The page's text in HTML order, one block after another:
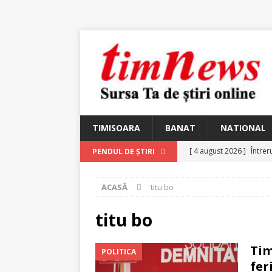
TIMISOARA BANAT NATIONAL
PENDUL DE ȘTIRI [ 4 august 2026 ]
Ungureanu,
ACASĂ titu bo
titu bo
POLITICA